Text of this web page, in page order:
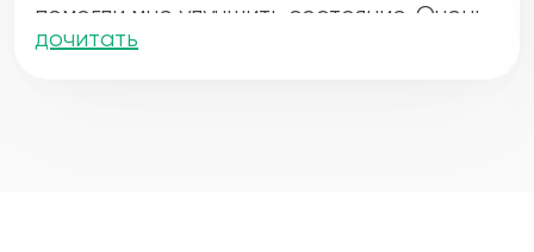
помогли мне улучшить состояние. Очень
благодарен за профессионализм и
дочитать